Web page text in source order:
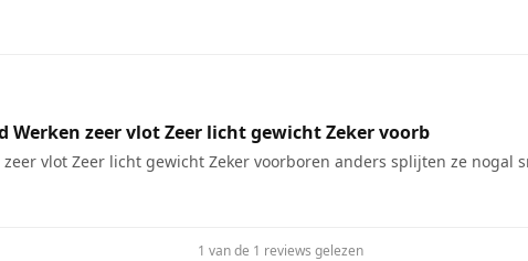
zeer vlot Zeer licht gewicht Zeker voorb
vlot Zeer licht gewicht Zeker voorboren anders splijten ze nogal
1 van de 1 reviews gelezen